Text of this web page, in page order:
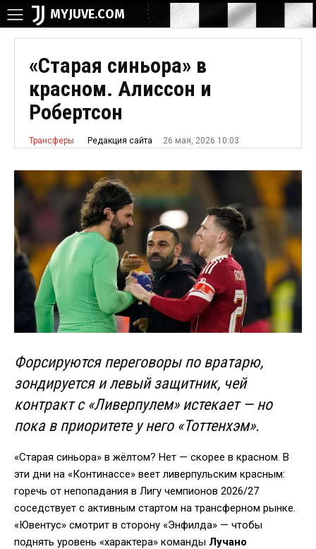
MYJUVE.COM
«Старая синьора» в
красном. Алиссон и
Робертсон
Трансферы Редакция сайта 26 мая, 2026 10:03
Форсируются переговоры по вратарю,
зондируется и левый защитник, чей
контракт с «Ливерпулем» истекает — но
пока в приоритете у него «Тоттенхэм».
«Старая синьора» в жёлтом? Нет — скорее в красном. В
эти дни на «Континассе» веет ливерпульским красным:
горечь от непопадания в Лигу чемпионов 2026/27
соседствует с активным стартом на трансферном рынке.
«Ювентус» смотрит в сторону «Энфилда» — чтобы
поднять уровень «характера» команды Лучано